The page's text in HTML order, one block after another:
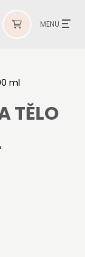
MENU
ml
TĚLO